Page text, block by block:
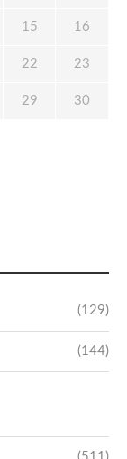
(129)
(144)
15 16
22 23
29 30